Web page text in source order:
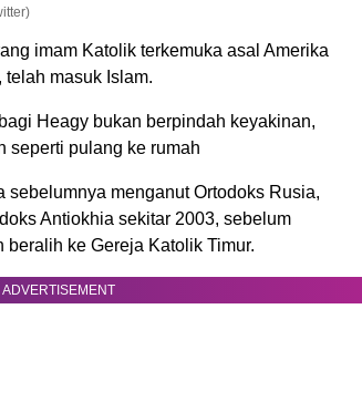
imam Katolik terkemuka asal Amerika
, telah masuk Islam.
Heagy bukan berpindah keyakinan,
seperti pulang ke rumah
sebelumnya menganut Ortodoks Rusia,
Antiokhia sekitar 2003, sebelum
beralih ke Gereja Katolik Timur.
ADVERTISEMENT